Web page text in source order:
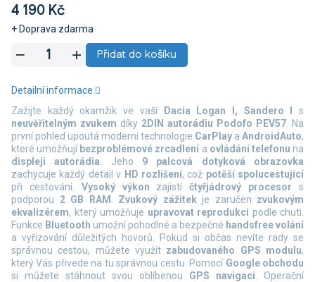
4 190 Kč
+ Doprava zdarma
Přidat do košíku
Zažijte každý okamžik ve vaší Dacia Logan I, Sandero I
s
neuvěřitelným zvukem díky 2DIN autorádiu Podofo PEV57. Na
první pohled upoutá moderní technologie CarPlay a AndroidAuto,
které umožňují bezproblémové zrcadlení a ovládání telefonu na
displeji autorádia. Jeho 9 palcová dotyková obrazovka
zachycuje každý detail v HD rozlišení, což potěší spolucestující
při cestování. Vysoký výkon zajistíčtyřjádrový procesor s
podporou 2 GB RAM . Zvukový zážitekje zaručen zvukovým
ekvalizérem, který umožňuje upravovat reprodukci podle chuti.
Funkce Bluetooth umožní pohodlné a bezpečné handsfree volání
a vyřizování důležitých hovorů. Pokud si občas nevíte rady se
správnou cestou, můžete využít zabudovaného GPS modulu,
který Vás přivede na tu správnou cestu. Pomocí Google obchodu
si můžete stáhnout svou oblíbenou GPS navigaci. Operační
Detailní informace